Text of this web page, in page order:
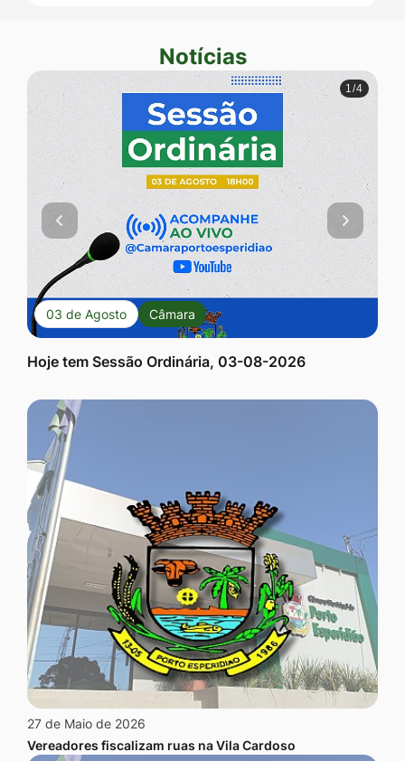
o
rodapé
[alt+4]
Notícias
1/4
03 de Agosto Câmara
Hoje tem Sessão Ordinária, 03-08-2026
Anterior
27 de Maio de 2026
Vereadores fiscalizam ruas na Vila Cardoso